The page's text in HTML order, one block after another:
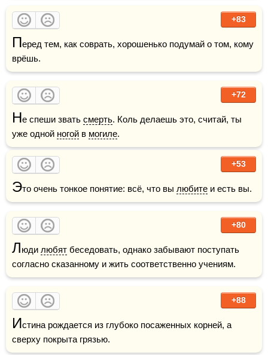
+83
Перед тем, как соврать, хорошенько подумай о том, кому
врёшь.
+72
Не спеши звать смерть. Коль делаешь это, считай, ты
уже одной ногой в могиле.
+53
Это очень тонкое понятие: всё, что вы любите и есть вы.
+80
Люди любят беседовать, однако забывают поступать
согласно сказанному и жить соответственно учениям.
+88
Истина рождается из глубоко посаженных корней, а
сверху покрыта грязью.